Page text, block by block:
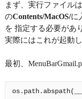
まず、実行ファイル
のContents/MacOS/に
を 指定する必要があ
実際にはこれが起動し
最初、